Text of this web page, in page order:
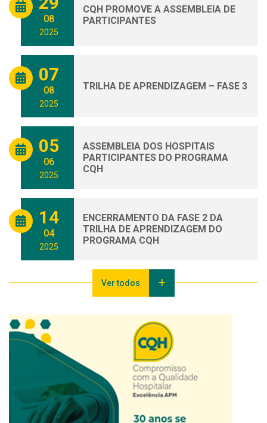
08
2025
CQH PROMOVE A ASSEMBLEIA DE
PARTICIPANTES
07
08
2025
TRILHA DE APRENDIZAGEM – FASE 3
05
06
2025
ASSEMBLEIA DOS HOSPITAIS
PARTICIPANTES DO PROGRAMA
CQH
14
04
2025
ENCERRAMENTO DA FASE 2 DA
TRILHA DE APRENDIZAGEM DO
PROGRAMA CQH
Ver todos